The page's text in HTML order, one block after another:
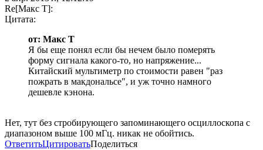
Re[Макс Т]:
Цитата:
от: Макс Т
Я бы еще понял если бы нечем было померять
форму сигнала какого-то, но напряжение...
Китайский мультиметр по стоимости равен "раз
пожрать в макдональсе", и уж точно намного
дешевле кэнона.
Нет, тут без стробирующего запоминающего осциллоскопа с
диапазоном выше 100 мГц. никак не обойтись.
ОтветитьЦитироватьПоделиться